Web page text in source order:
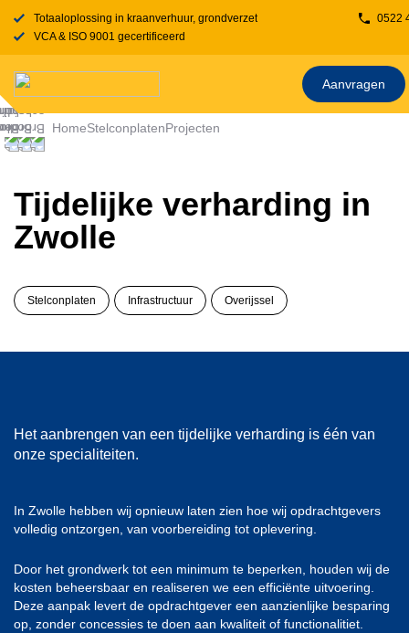
Totaaloplossing in kraanverhuur, grondverzet, transport, rijplaten en
VCA & ISO 9001 gecertificeerd
0522
Aanvragen
HomeStelconplatenProjecten
Tijdelijke verharding in
Zwolle
Stelconplaten Infrastructuur Overijssel
Het aanbrengen van een tijdelijke verharding is één van
onze specialiteiten.
In Zwolle hebben wij opnieuw laten zien hoe wij opdrachtgevers
volledig ontzorgen, van voorbereiding tot oplevering.
Door het grondwerk tot een minimum te beperken, houden wij de
kosten beheersbaar en realiseren we een efficiënte uitvoering.
Deze aanpak levert de opdrachtgever een aanzienlijke besparing
op, zonder concessies te doen aan kwaliteit of functionalitiet.